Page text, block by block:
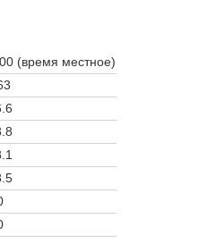
(время местное)